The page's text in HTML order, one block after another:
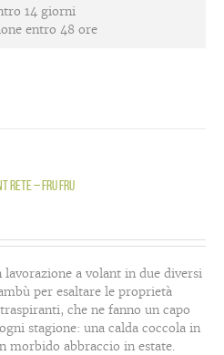
14 giorni
entro 48 ore
rete – Fru Fru
lavorazione a volant in due diversi
per esaltare le proprietà
che ne fanno un capo
stagione: una calda coccola in
morbido abbraccio in estate.